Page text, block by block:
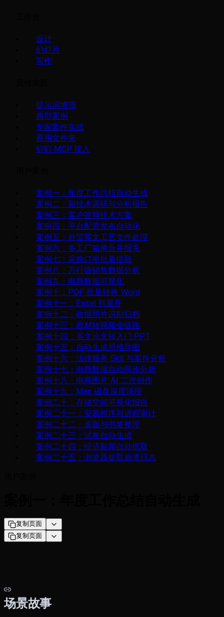
设计
幻灯片
写作
提示词增强
典型案例
专家套件实战
善用文件夹
钉钉 MCP 接入
案例一：年度工作总结自动生成
案例二：新技术调研与分析报告
案例三：客户答辩技术方案
案例四：平台配置发布自动化
案例五：外贸英文工艺文件处理
案例六：多工厂箱单合并报关
案例七：采购订单批量提取
案例八：万行级销售数据分析
案例九：电商数据可视化
案例十：PDF 批量转换 Word
案例十一：Excel 列展开
案例十二：收据照片识别归档
案例十三：教材转视频全链路
案例十四：英文论文转入门 PPT
案例十五：自动生成思维导图
案例十六：法律服务 Skill 与案件分析
案例十七：电商数据自动同步分析
案例十八：电商图片 AI 二次创作
案例十九：Mac 磁盘深度清理
案例二十：存储空间可视化报告
案例二十一：安装程序与进程审计
案例二十二：桌面与书签整理
案例二十三：试卷自动生成
案例二十四：经济新闻自动抓取
案例二十五：浏览器提取崩溃日志
复制页面
复制页面
场景故事